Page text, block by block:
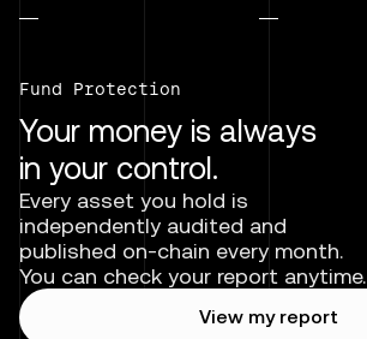
Fund Protection
Your money is always
in your control.
Every asset you hold is
independently audited and
published on-chain every month.
You can check your report anytime.
View my report